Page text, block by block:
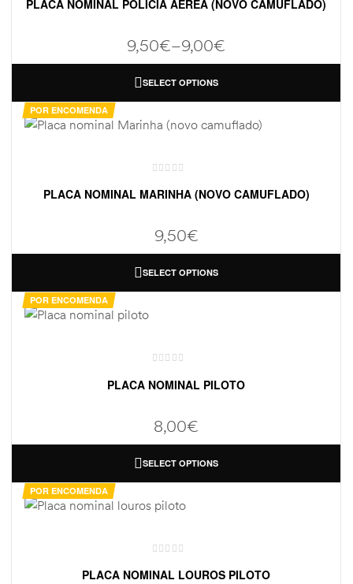
PLACA NOMINAL POLICIA AÉREA (NOVO CAMUFLADO)
9,00€
–
9,50€
SELECT OPTIONS
POR ENCOMENDA
PLACA NOMINAL MARINHA (NOVO CAMUFLADO)
9,50€
SELECT OPTIONS
POR ENCOMENDA
PLACA NOMINAL PILOTO
8,00€
SELECT OPTIONS
POR ENCOMENDA
PLACA NOMINAL LOUROS PILOTO